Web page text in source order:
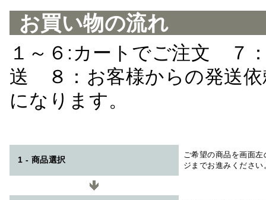
お買い物の流れ
１～６:カートでご注文 ７
送 ８：お客様からの発送
になります。
1 - 商品選択
ご希望の商品を画面
ジまでお進みください